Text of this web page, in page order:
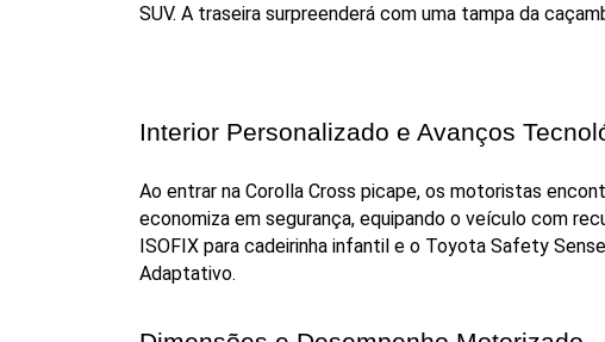
SUV. A traseira surpreenderá com uma tampa da
Interior Personalizado e Avanços
Ao entrar na Corolla Cross picape, os motoristas
economiza em segurança, equipando o veículo com
ISOFIX para cadeirinha infantil e o Toyota Safety
Adaptativo.